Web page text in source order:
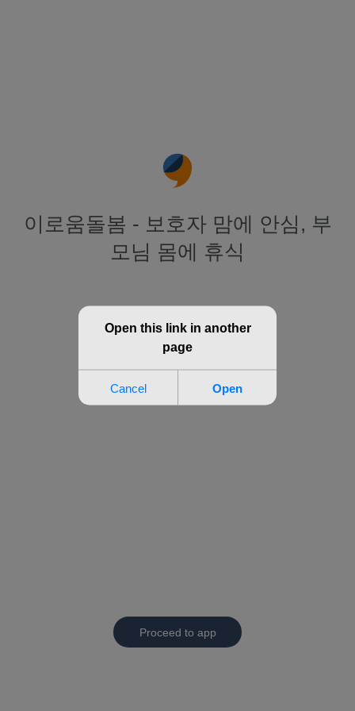
이로움돌봄 - 보호자 맘에 안심, 부
모님 몸에 휴식
Proceed to app